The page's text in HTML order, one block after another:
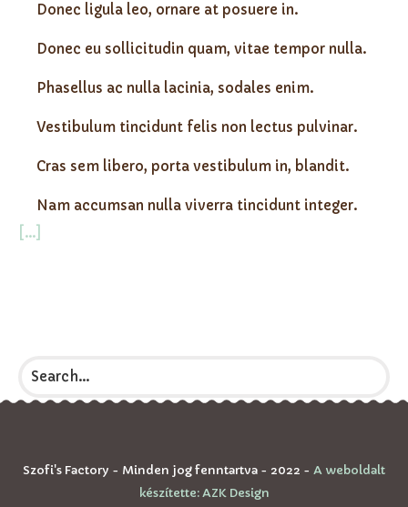
Donec ligula leo, ornare at posuere in.
Donec eu sollicitudin quam, vitae tempor nulla.
Phasellus ac nulla lacinia, sodales enim.
Vestibulum tincidunt felis non lectus pulvinar.
Cras sem libero, porta vestibulum in, blandit.
Nam accumsan nulla viverra tincidunt integer.
[...]
Szofi's Factory - Minden jog fenntartva - 2022 - A weboldalt
készítette: AZK Design